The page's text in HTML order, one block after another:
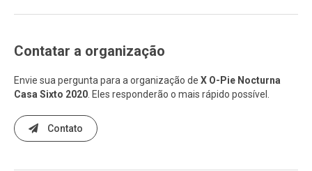
Contatar a organização
Envie sua pergunta para a organização de X O-Pie Nocturna
Casa Sixto 2020 . Eles responderão o mais rápido possível.
Contato